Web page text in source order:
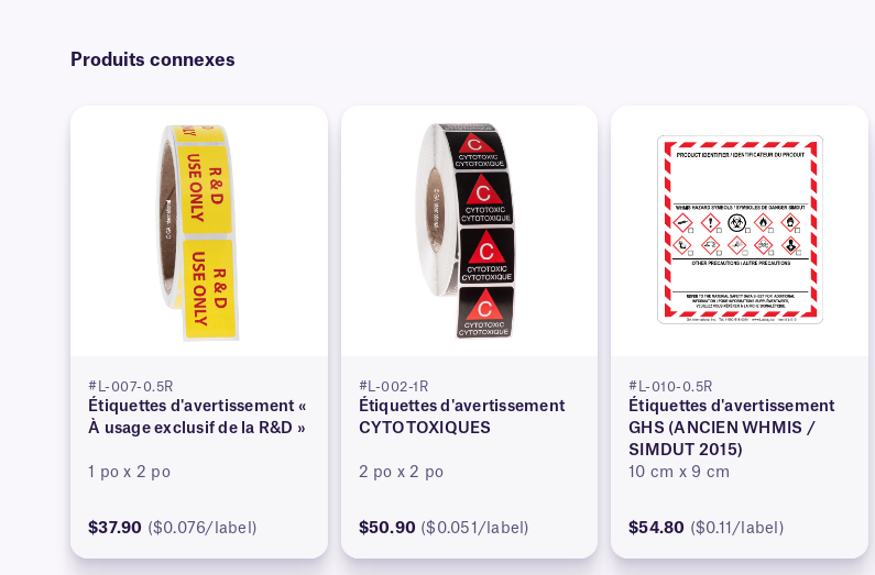
Produits connexes
#L-007-0.5R
Étiquettes d'avertissement «
À usage exclusif de la R&D »
1 po x 2 po
$37.90 ($0.076/label)
#L-002-1R
Étiquettes d'avertissement
CYTOTOXIQUES
2 po x 2 po
$50.90 ($0.051/label)
#L-010-0.5R
Étiquettes d'avertissement
GHS (ANCIEN WHMIS /
SIMDUT 2015)
10 cm x 9 cm
$54.80 ($0.11/label)